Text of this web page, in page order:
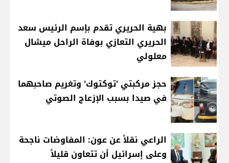
بهية الحريري تقدم بإسم الرئيس سعد
الحريري التعازي بوفاة الراحل ميشال
معلولي
حجز مركبتي 'توكتوك' وتغريم صاحبهما
في صيدا بسبب الإزعاج الصوتي
الراعي نقلاً عن عون: المفاوضات ناجحة
وعلى إسرائيل أن تتعاون قليلاً